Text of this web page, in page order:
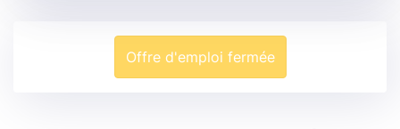
Offre d'emploi fermée